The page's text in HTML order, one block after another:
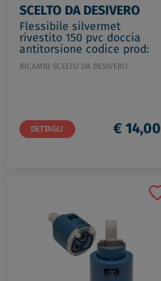
SCELTO DA DESIVERO
Flessibile silvermet
rivestito 150 pvc doccia
antitorsione codice prod:
DSV12657
RICAMBI SCELTO DA DESIVERO
DETTAGLI € 14,00